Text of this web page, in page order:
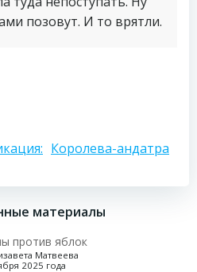
позовут. И то врятли.
Королева-андатра
материалы
против яблок
Матвеева
2025 года